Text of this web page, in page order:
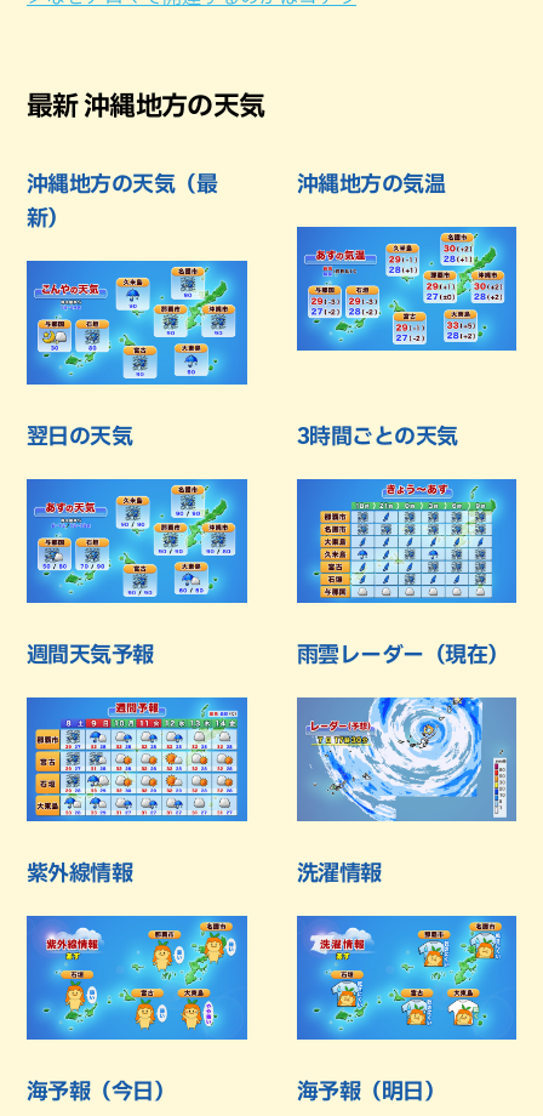
最新 沖縄地方の天気
沖縄地方の天気（最
新）
沖縄地方の気温
翌日の天気 3時間ごとの天気
週間天気予報 雨雲レーダー（現在）
紫外線情報 洗濯情報
海予報（今日） 海予報（明日）